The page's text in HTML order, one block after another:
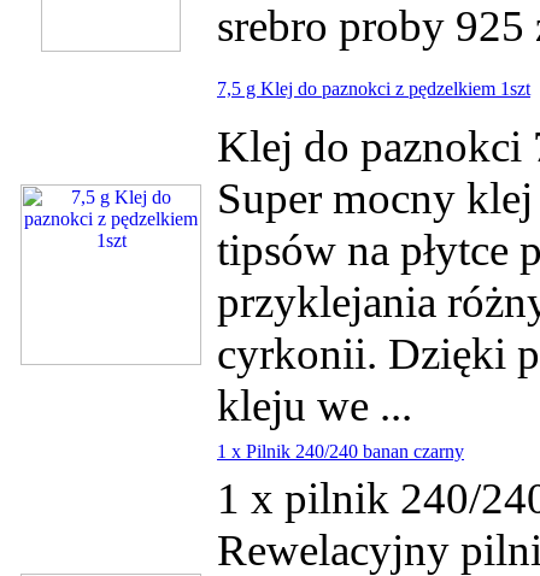
srebro proby
7,5 g Klej do paznokci z pędzelkiem 1szt
Klej do paznokci
Super mocny
tipsów na płytce
przyklejania
cyrkonii. Dzięki
kleju we ...
1 x Pilnik 240/240 banan czarny
1 x pilnik 240/
Rewelacyjny